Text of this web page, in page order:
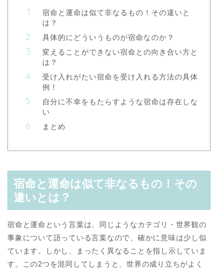
宿命と運命は似て非なるもの！その違いと
は？
具体的にどういうものが宿命なのか？
変えることができない宿命との向き合い方と
は？
受け入れがたい宿命を受け入れる方法の具体
例！
自分に不幸をもたらすような宿命は存在しな
い
まとめ
宿命と運命は似て非なるもの！その
違いとは？
宿命と運命という言葉は、同じようなカテゴリ・世界観の
事象について語っている言葉なので、確かに意味は少し似
ています。しかし、まったく異なることを指し示していま
す。この2つを混同してしまうと、世界の成り立ちがよく